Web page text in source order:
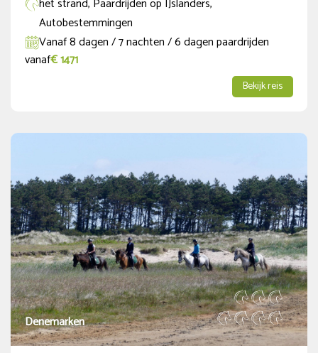
het strand, Paardrijden op IJslanders,
Autobestemmingen
Vanaf 8 dagen / 7 nachten / 6 dagen paardrijden
vanaf€ 1471
Bekijk reis
Denemarken